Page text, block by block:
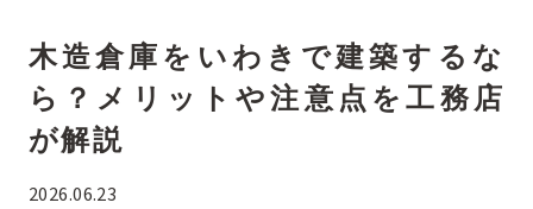
木造倉庫をいわきで建築するな
ら？メリットや注意点を工務店
が解説
2026.06.23